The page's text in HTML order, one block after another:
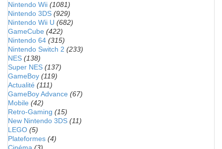
Nintendo Wii (1081)
Nintendo 3DS (929)
Nintendo Wii U (682)
GameCube (422)
Nintendo 64 (315)
Nintendo Switch 2 (233)
NES (138)
Super NES (137)
GameBoy (119)
Actualité (111)
GameBoy Advance (67)
Mobile (42)
Retro-Gaming (15)
New Nintendo 3DS (11)
LEGO (5)
Plateformes (4)